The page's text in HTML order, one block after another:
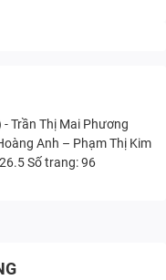
- Trần Thị Mai Phương
Anh – Phạm Thị Kim
Số trang: 96